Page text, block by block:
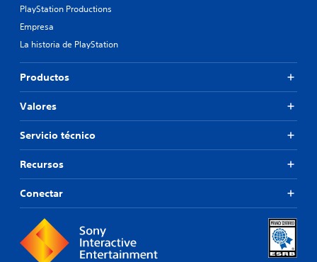
PlayStation Productions
Empresa
La historia de PlayStation
Productos
Valores
Servicio técnico
Recursos
Conectar